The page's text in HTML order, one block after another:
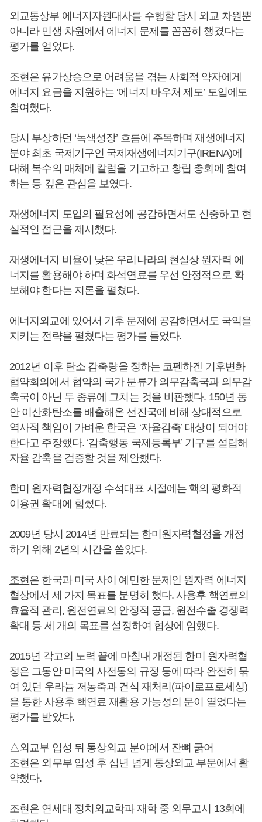
외교통상부 에너지자원대사를 수행할 당시 외교 차원뿐
아니라 민생 차원에서 에너지 문제를 꼼꼼히 챙겼다는
평가를 얻었다.
조현은 유가상승으로 어려움을 겪는 사회적 약자에게
에너지 요금을 지원하는 ‘에너지 바우처 제도’ 도입에도
참여했다.
당시 부상하던 ‘녹색성장’ 흐름에 주목하며 재생에너지
분야 최초 국제기구인 국제재생에너지기구(IRENA)에
대해 복수의 매체에 칼럼을 기고하고 창립 총회에 참여
하는 등 깊은 관심을 보였다.
재생에너지 도입의 필요성에 공감하면서도 신중하고 현
실적인 접근을 제시했다.
재생에너지 비율이 낮은 우리나라의 현실상 원자력 에
너지를 활용해야 하며 화석연료를 우선 안정적으로 확
보해야 한다는 지론을 펼쳤다.
에너지외교에 있어서 기후 문제에 공감하면서도 국익을
지키는 전략을 펼쳤다는 평가를 들었다.
2012년 이후 탄소 감축량을 정하는 코펜하겐 기후변화
협약회의에서 협약의 국가 분류가 의무감축국과 의무감
축국이 아닌 두 종류에 그치는 것을 비판했다. 150년 동
안 이산화탄소를 배출해온 선진국에 비해 상대적으로
역사적 책임이 가벼운 한국은 ‘자율감축’ 대상이 되어야
한다고 주장했다. ‘감축행동 국제등록부’ 기구를 설립해
자율 감축을 검증할 것을 제안했다.
한미 원자력협정개정 수석대표 시절에는 핵의 평화적
이용권 확대에 힘썼다.
2009년 당시 2014년 만료되는 한미원자력협정을 개정
하기 위해 2년의 시간을 쏟았다.
조현은 한국과 미국 사이 예민한 문제인 원자력 에너지
협상에서 세 가지 목표를 분명히 했다. 사용후 핵연료의
효율적 관리, 원전연료의 안정적 공급, 원전수출 경쟁력
확대 등 세 개의 목표를 설정하여 협상에 임했다.
2015년 각고의 노력 끝에 마침내 개정된 한미 원자력협
정은 그동안 미국의 사전동의 규정 등에 따라 완전히 묶
여 있던 우라늄 저농축과 건식 재처리(파이로프로세싱)
을 통한 사용후 핵연료 재활용 가능성의 문이 열었다는
평가를 받았다.
△외교부 입성 뒤 통상외교 분야에서 잔뼈 굵어
조현은 외무부 입성 후 십년 넘게 통상외교 부문에서 활
약했다.
조현은 연세대 정치외교학과 재학 중 외무고시 13회에